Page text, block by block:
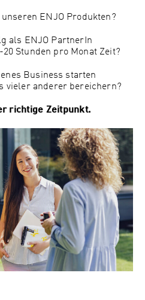
ENJO Produkten?
als ENJO PartnerIn
Stunden pro Monat Zeit?
Business starten
vieler anderer bereichern?
richtige Zeitpunkt.